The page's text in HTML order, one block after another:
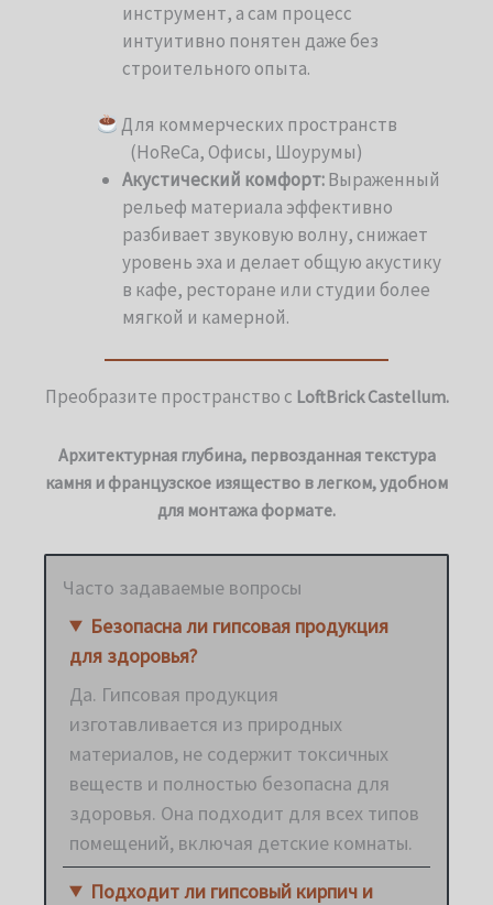
инструмент, а сам процесс
интуитивно понятен даже без
строительного опыта.
Для коммерческих пространств
(HoReCa, Офисы, Шоурумы)
Акустический комфорт:Выраженный
рельеф материала эффективно
разбивает звуковую волну, снижает
уровень эха и делает общую акустику
в кафе, ресторане или студии более
мягкой и камерной.
Преобразите пространство с LoftBrick Castellum.
Архитектурная глубина, первозданная текстура
камня и французское изящество в легком, удобном
для монтажа формате.
Часто задаваемые вопросы
Безопасна ли гипсовая продукция
для здоровья?
Да. Гипсовая продукция
изготавливается из природных
материалов, не содержит токсичных
веществ и полностью безопасна для
здоровья. Она подходит для всех типов
помещений, включая детские комнаты.
Подходит ли гипсовый кирпич и